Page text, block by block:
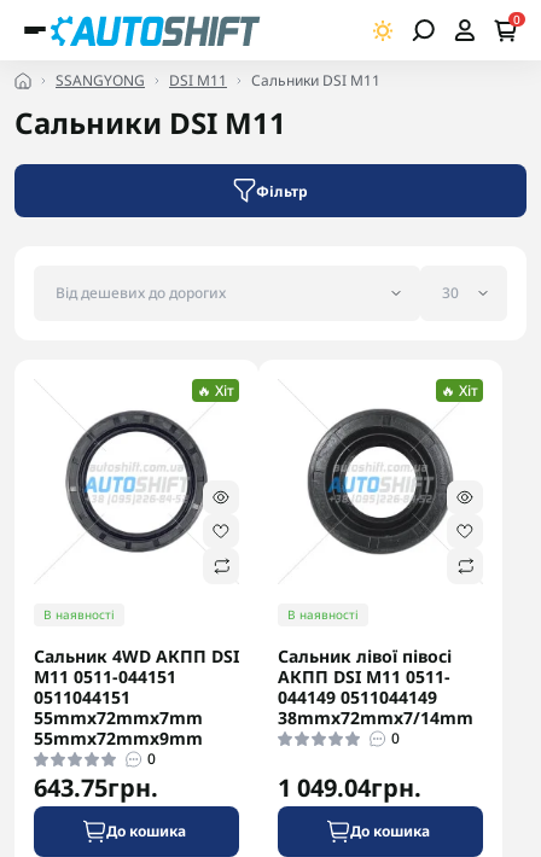
0
SSANGYONG DSI M11 Сальники DSI M11
Сальники DSI M11
Фільтр
🔥 Хіт
В наявності
Сальник 4WD АКПП DSI
M11 0511-044151
0511044151
55mmx72mmx7mm
55mmx72mmx9mm
0
643.75грн.
До кошика
🔥 Хіт
В наявності
Сальник лівої півосі
АКПП DSI M11 0511-
044149 0511044149
38mmx72mmx7/14mm
0
1 049.04грн.
До кошика